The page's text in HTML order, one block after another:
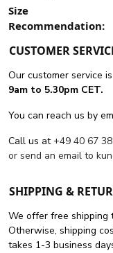
Size
Recommendation:
CUSTOMER
Our customer service is
9am to 5.30pm CET.
You can reach us by
Call us at+49 40 67
or send an email to
SHIPPING &
We offer free shipping
Otherwise, shipping
takes 1-3 business